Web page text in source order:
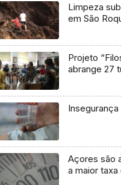
Limpeza
em São
Projeto
abrange 27
Açores são
a maior